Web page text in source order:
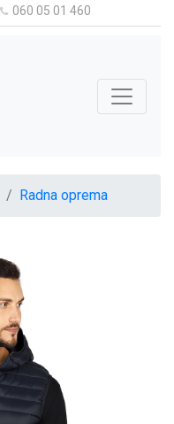
060 05 01 460
Radna oprema